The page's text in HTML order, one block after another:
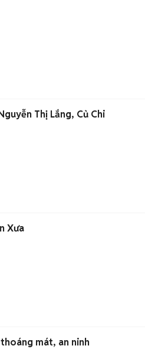
Thị Lắng, Củ Chi
Xưa
mát, an ninh